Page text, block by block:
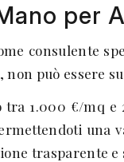
per
consulente
può essere
tra 1.000 €/mq
una
trasparente